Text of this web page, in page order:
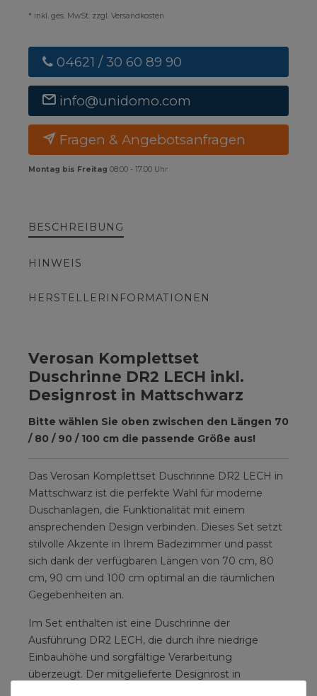
* inkl. ges. MwSt. zzgl. Versandkosten
04621 / 30 60 89 90
info@unidomo.com
Fragen & Angebotsanfragen
Montag bis Freitag 08:00 - 17:00 Uhr
BESCHREIBUNG
HINWEIS
HERSTELLERINFORMATIONEN
Verosan Komplettset
Duschrinne DR2 LECH inkl.
Designrost in Mattschwarz
Bitte wählen Sie oben zwischen den Längen 70
/ 80 / 90 / 100 cm die passende Größe aus!
Das Verosan Komplettset Duschrinne DR2 LECH in
Mattschwarz ist die perfekte Wahl für moderne
Duschanlagen, die Funktionalität mit einem
ansprechenden Design verbinden. Dieses Set setzt
stilvolle Akzente in Ihrem Badezimmer und passt
sich dank der verfügbaren Längen von 70 cm, 80
cm, 90 cm und 100 cm optimal an die räumlichen
Gegebenheiten an.
Im Set enthalten ist eine Duschrinne der
Ausführung DR2 LECH, die durch ihre niedrige
Einbauhöhe und sorgfältige Verarbeitung
überzeugt. Der mitgelieferte Designrost in